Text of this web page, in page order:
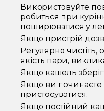
Використовуйте
робиться при
поширюватися у
Якщо пристрій
Регулярно чистіть,
якість пари,
Якщо кашель
Якщо ви починаєте
пристосуватися.
Якщо постійний